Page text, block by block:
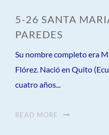
5-26 SANTA
PAREDES
Su nombre completo era
Flórez. Nació en Quito
cuatro años...
READ MORE